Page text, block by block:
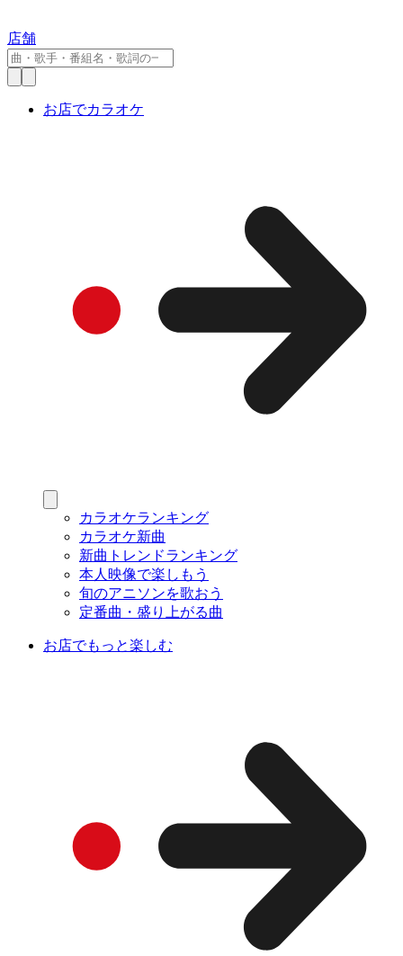
店舗
お店でカラオケ
カラオケランキング
カラオケ新曲
新曲トレンドランキング
本人映像で楽しもう
旬のアニソンを歌おう
定番曲・盛り上がる曲
お店でもっと楽しむ